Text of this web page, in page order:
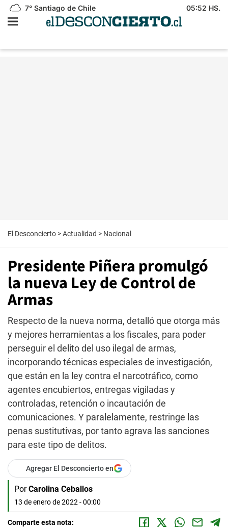
7° Santiago de Chile 05:52 HS.
El Desconcierto >Actualidad > Nacional
Presidente Piñera promulgó
la nueva Ley de Control de
Armas
Respecto de la nueva norma, detalló que otorga más
y mejores herramientas a los fiscales, para poder
perseguir el delito del uso ilegal de armas,
incorporando técnicas especiales de investigación,
que están en la ley contra el narcotráfico, como
agentes encubiertos, entregas vigiladas y
controladas, retención o incautación de
comunicaciones. Y paralelamente, restringe las
penas sustitutivas, por tanto agrava las sanciones
para este tipo de delitos.
Agregar El Desconcierto en
Por Carolina Ceballos
13 de enero de 2022 - 00:00
Comparte esta nota: